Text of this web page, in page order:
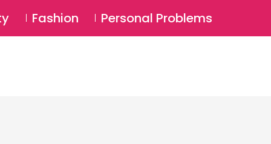
Login ⚲
Fashion Personal Problems